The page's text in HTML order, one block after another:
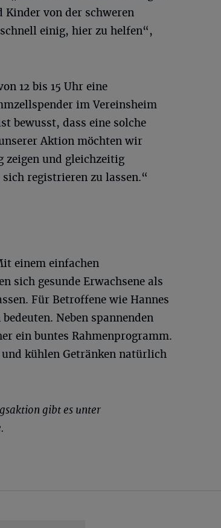
von der schweren
einig, hier zu helfen“,
12 bis 15 Uhr eine
im Vereinsheim
bewusst, dass eine solche
Aktion möchten wir
zeigen und gleichzeitig
registrieren zu lassen.“
einem einfachen
sich gesunde Erwachsene als
Für Betroffene wie Hannes
Neben spannenden
ein buntes Rahmenprogramm.
kühlen Getränken natürlich
gibt es unter